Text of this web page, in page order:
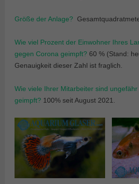
Größe der Anlage?
Wie viel Prozent der Einwohner Ihres
gegen Corona geimpft? 60 % (Stand:
Genauigkeit dieser Zahl ist fraglich.
Wie viele Ihrer Mitarbeiter sind
geimpft? 100% seit August 2021.